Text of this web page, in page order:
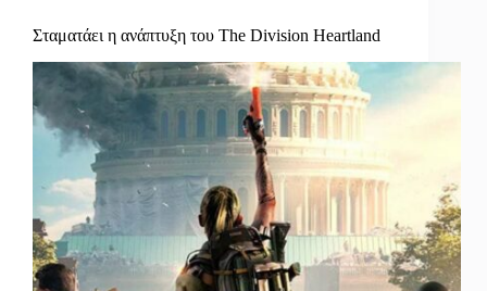
Σταματάει η ανάπτυξη του The Division Heartland